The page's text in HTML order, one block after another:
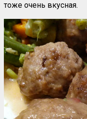
тоже очень вкусная.